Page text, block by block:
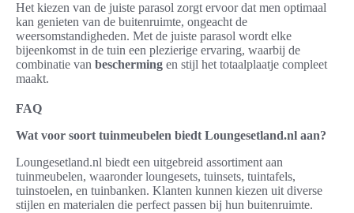
Het kiezen van de juiste parasol zorgt ervoor dat men optimaal
kan genieten van de buitenruimte, ongeacht de
weersomstandigheden. Met de juiste parasol wordt elke
bijeenkomst in de tuin een plezierige ervaring, waarbij de
combinatie van bescherming en stijl het totaalplaatje compleet
maakt.
FAQ
Wat voor soort tuinmeubelen biedt Loungesetland.nl aan?
Loungesetland.nl biedt een uitgebreid assortiment aan
tuinmeubelen, waaronder loungesets, tuinsets, tuintafels,
tuinstoelen, en tuinbanken. Klanten kunnen kiezen uit diverse
stijlen en materialen die perfect passen bij hun buitenruimte.